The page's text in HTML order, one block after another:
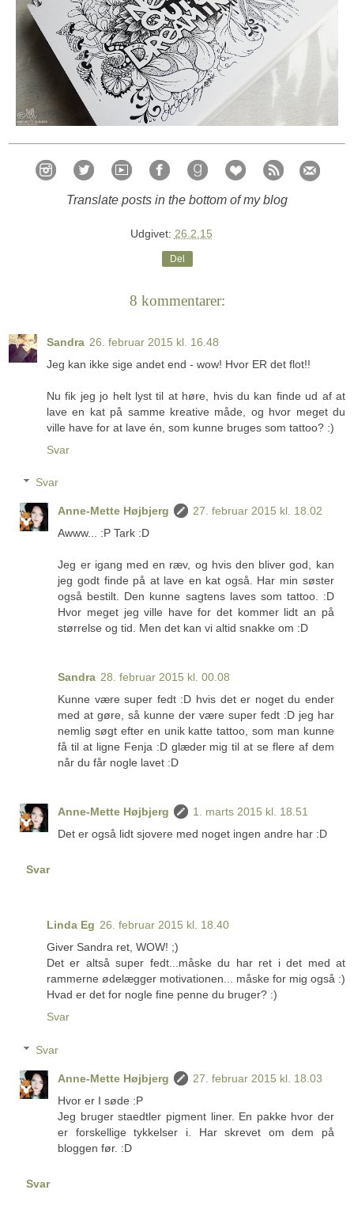
Translate posts in the bottom of my blog
Udgivet: 26.2.15
Del
8 kommentarer:
Sandra 26. februar 2015 kl. 16.48
Jeg kan ikke sige andet end - wow! Hvor ER det flot!!
Nu fik jeg jo helt lyst til at høre, hvis du kan finde ud af at
lave en kat på samme kreative måde, og hvor meget du
ville have for at lave én, som kunne bruges som tattoo? :)
Svar
Svar
Anne-Mette Højbjerg
27. februar 2015 kl. 18.02
Awww... :P Tark :D
Jeg er igang med en ræv, og hvis den bliver god, kan
jeg godt finde på at lave en kat også. Har min søster
også bestilt. Den kunne sagtens laves som tattoo. :D
Hvor meget jeg ville have for det kommer lidt an på
størrelse og tid. Men det kan vi altid snakke om :D
Sandra 28. februar 2015 kl. 00.08
Kunne være super fedt :D hvis det er noget du ender
med at gøre, så kunne der være super fedt :D jeg har
nemlig søgt efter en unik katte tattoo, som man kunne
få til at ligne Fenja :D glæder mig til at se flere af dem
når du får nogle lavet :D
Anne-Mette Højbjerg
1. marts 2015 kl. 18.51
Det er også lidt sjovere med noget ingen andre har :D
Svar
Linda Eg 26. februar 2015 kl. 18.40
Giver Sandra ret, WOW! ;)
Det er altså super fedt...måske du har ret i det med at
rammerne ødelægger motivationen... måske for mig også :)
Hvad er det for nogle fine penne du bruger? :)
Svar
Svar
Anne-Mette Højbjerg
27. februar 2015 kl. 18.03
Hvor er I søde :P
Jeg bruger staedtler pigment liner. En pakke hvor der
er forskellige tykkelser i. Har skrevet om dem på
bloggen før. :D
Svar